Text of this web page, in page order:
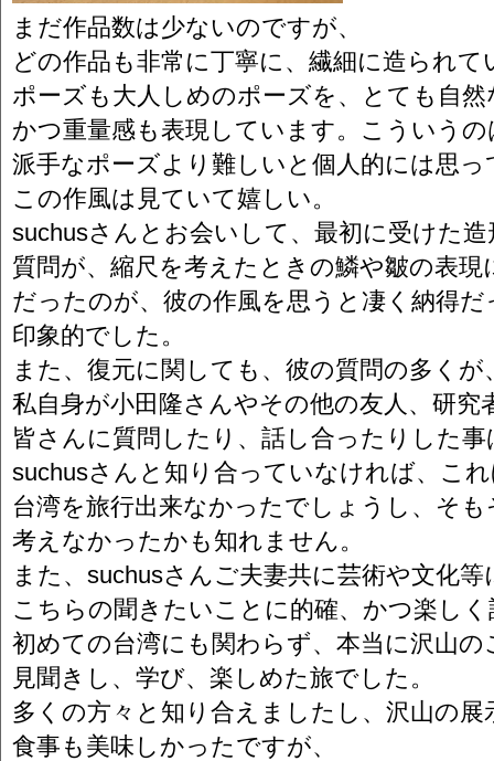
まだ作品数は少ないのですが、
どの作品も非常に丁寧に、繊細に造られて
ポーズも大人しめのポーズを、とても自然
かつ重量感も表現しています。こういうの
派手なポーズより難しいと個人的には思
この作風は見ていて嬉しい。
suchusさんとお会いして、最初に受けた造
質問が、縮尺を考えたときの鱗や皺の表現
だったのが、彼の作風を思うと凄く納得だ
印象的でした。
また、復元に関しても、彼の質問の多くが
私自身が小田隆さんやその他の友人、研究
皆さんに質問したり、話し合ったりした
suchusさんと知り合っていなければ、こ
台湾を旅行出来なかったでしょうし、そ
考えなかったかも知れません。
また、suchusさんご夫妻共に芸術や文化
こちらの聞きたいことに的確、かつ楽し
初めての台湾にも関わらず、本当に沢山の
見聞きし、学び、楽しめた旅でした。
多くの方々と知り合えましたし、沢山の
食事も美味しかったですが、